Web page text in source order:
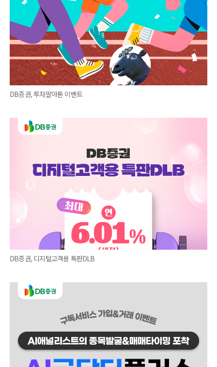
DB증권, 투자말아톤 이벤트
DB증권, 디지털고객용 특판DLB